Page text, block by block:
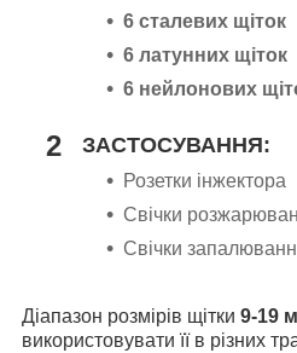
6 сталевих щіток
6 латунних щіток
6 нейлонових
2 ЗАСТОСУВАННЯ:
Розетки інжектора
Свічки
Свічки
Діапазон розмірів щітки 9-19
використовувати її в різних